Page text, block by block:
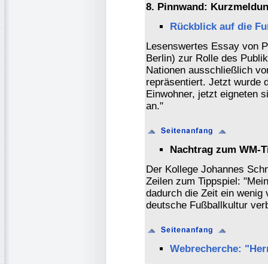
8. Pinnwand:
Rückblick auf die
Lesenswertes Essay von
Berlin) zur Rolle des
Nationen ausschließlich
repräsentiert. Jetzt wurde
Einwohner, jetzt eigneten
an."
Nachtrag zum WM-
Der Kollege Johannes
Zeilen zum Tippspiel:
dadurch die Zeit ein wenig
deutsche Fußballkultur
Webrecherche: